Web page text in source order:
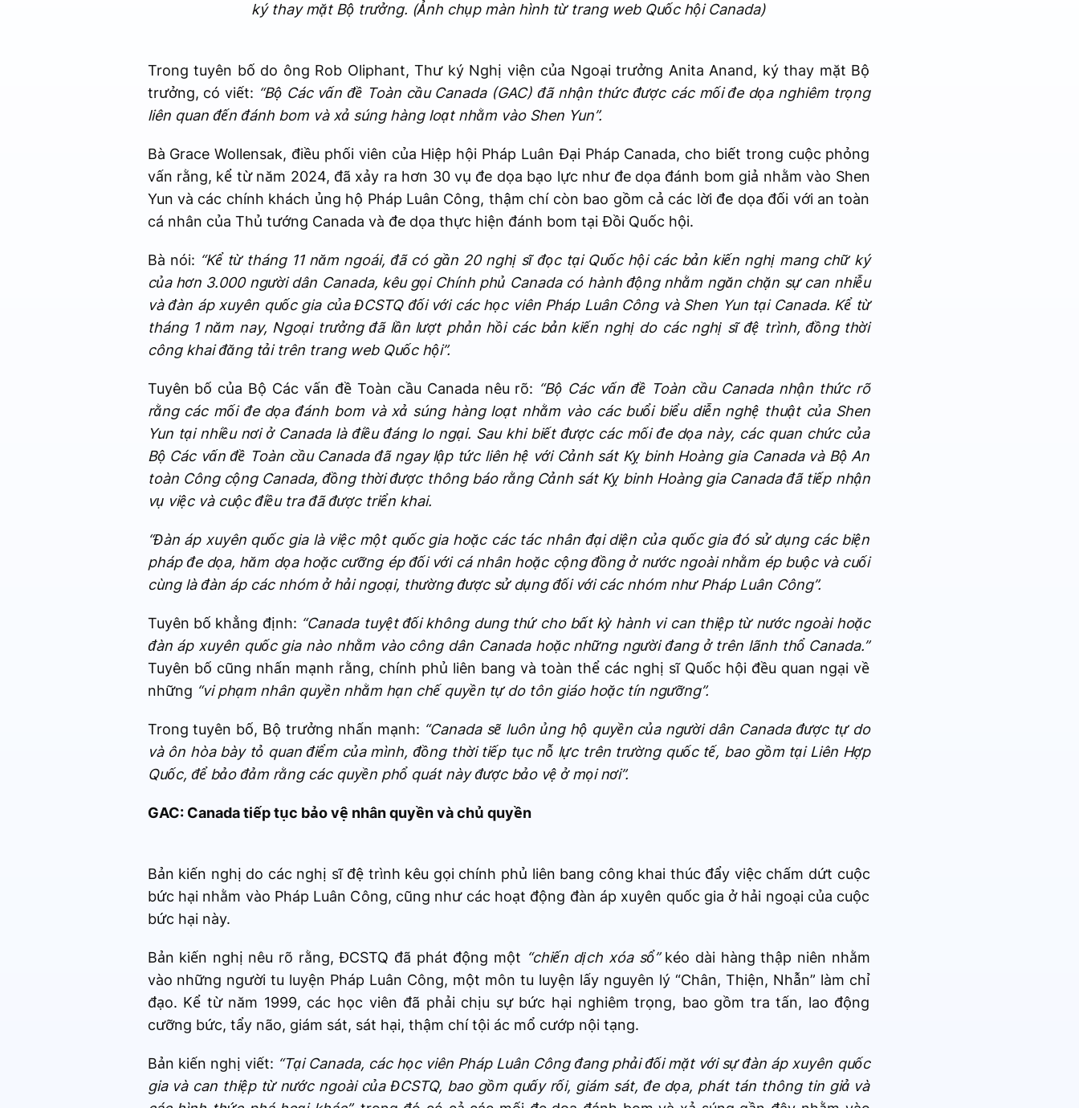
ký thay mặt Bộ trưởng. (Ảnh chụp màn hình từ trang web Quốc hội Canada)
Trong tuyên bố do ông Rob Oliphant, Thư ký Nghị viện của Ngoại trưởng Anita Anand, ký thay mặt Bộ
trưởng, có viết: “Bộ Các vấn đề Toàn cầu Canada (GAC) đã nhận thức được các mối đe dọa nghiêm trọng
liên quan đến đánh bom và xả súng hàng loạt nhằm vào Shen Yun”.
Bà Grace Wollensak, điều phối viên của Hiệp hội Pháp Luân Đại Pháp Canada, cho biết trong cuộc phỏng
vấn rằng, kể từ năm 2024, đã xảy ra hơn 30 vụ đe dọa bạo lực như đe dọa đánh bom giả nhằm vào Shen
Yun và các chính khách ủng hộ Pháp Luân Công, thậm chí còn bao gồm cả các lời đe dọa đối với an toàn
cá nhân của Thủ tướng Canada và đe dọa thực hiện đánh bom tại Đồi Quốc hội.
Bà nói: “Kể từ tháng 11 năm ngoái, đã có gần 20 nghị sĩ đọc tại Quốc hội các bản kiến nghị mang chữ ký
của hơn 3.000 người dân Canada, kêu gọi Chính phủ Canada có hành động nhằm ngăn chặn sự can nhiễu
và đàn áp xuyên quốc gia của ĐCSTQ đối với các học viên Pháp Luân Công và Shen Yun tại Canada. Kể từ
tháng 1 năm nay, Ngoại trưởng đã lần lượt phản hồi các bản kiến nghị do các nghị sĩ đệ trình, đồng thời
công khai đăng tải trên trang web Quốc hội”.
Tuyên bố của Bộ Các vấn đề Toàn cầu Canada nêu rõ: “Bộ Các vấn đề Toàn cầu Canada nhận thức rõ
rằng các mối đe dọa đánh bom và xả súng hàng loạt nhằm vào các buổi biểu diễn nghệ thuật của Shen
Yun tại nhiều nơi ở Canada là điều đáng lo ngại. Sau khi biết được các mối đe dọa này, các quan chức của
Bộ Các vấn đề Toàn cầu Canada đã ngay lập tức liên hệ với Cảnh sát Kỵ binh Hoàng gia Canada và Bộ An
toàn Công cộng Canada, đồng thời được thông báo rằng Cảnh sát Kỵ binh Hoàng gia Canada đã tiếp nhận
vụ việc và cuộc điều tra đã được triển khai.
“Đàn áp xuyên quốc gia là việc một quốc gia hoặc các tác nhân đại diện của quốc gia đó sử dụng các biện
pháp đe dọa, hăm dọa hoặc cưỡng ép đối với cá nhân hoặc cộng đồng ở nước ngoài nhằm ép buộc và cuối
cùng là đàn áp các nhóm ở hải ngoại, thường được sử dụng đối với các nhóm như Pháp Luân Công”.
Tuyên bố khẳng định: “Canada tuyệt đối không dung thứ cho bất kỳ hành vi can thiệp từ nước ngoài hoặc
đàn áp xuyên quốc gia nào nhằm vào công dân Canada hoặc những người đang ở trên lãnh thổ Canada.”
Tuyên bố cũng nhấn mạnh rằng, chính phủ liên bang và toàn thể các nghị sĩ Quốc hội đều quan ngại về
những “vi phạm nhân quyền nhằm hạn chế quyền tự do tôn giáo hoặc tín ngưỡng”.
Trong tuyên bố, Bộ trưởng nhấn mạnh: “Canada sẽ luôn ủng hộ quyền của người dân Canada được tự do
và ôn hòa bày tỏ quan điểm của mình, đồng thời tiếp tục nỗ lực trên trường quốc tế, bao gồm tại Liên Hợp
Quốc, để bảo đảm rằng các quyền phổ quát này được bảo vệ ở mọi nơi”.
GAC: Canada tiếp tục bảo vệ nhân quyền và chủ quyền
Bản kiến nghị do các nghị sĩ đệ trình kêu gọi chính phủ liên bang công khai thúc đẩy việc chấm dứt cuộc
bức hại nhằm vào Pháp Luân Công, cũng như các hoạt động đàn áp xuyên quốc gia ở hải ngoại của cuộc
bức hại này.
Bản kiến nghị nêu rõ rằng, ĐCSTQ đã phát động một “chiến dịch xóa sổ”kéo dài hàng thập niên nhằm
vào những người tu luyện Pháp Luân Công, một môn tu luyện lấy nguyên lý “Chân, Thiện, Nhẫn” làm chỉ
đạo. Kể từ năm 1999, các học viên đã phải chịu sự bức hại nghiêm trọng, bao gồm tra tấn, lao động
cưỡng bức, tẩy não, giám sát, sát hại, thậm chí tội ác mổ cướp nội tạng.
Bản kiến nghị viết: “Tại Canada, các học viên Pháp Luân Công đang phải đối mặt với sự đàn áp xuyên quốc
gia và can thiệp từ nước ngoài của ĐCSTQ, bao gồm quấy rối, giám sát, đe dọa, phát tán thông tin giả và